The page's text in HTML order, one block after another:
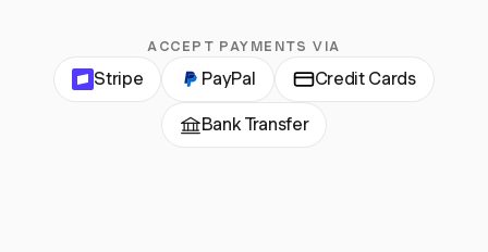
ACCEPT PAYMENTS VIA
Stripe PayPal Credit Cards
Bank Transfer